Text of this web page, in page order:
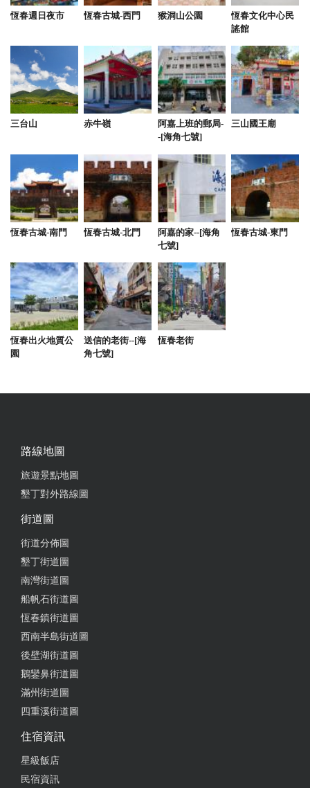
from google
2025-05-25 06:54:24
讚
2025-05-24 19:54:08
超讚的民宿，乾淨又高級。闆娘非常親切，細心介紹
～好像回到家一樣不想出門了。 設備也很厲害，下次
還想再來
from google
2025-05-11 12:15:34
小孩看到泳池直接玩瘋！
老闆娘服務很好
老闆娘人很好，民宿很漂亮！住宿感覺超好～下次會
再來住！還有自動麻將桌～很讚欸！！
我們住了四天三夜 房間很乾淨 設備很完善 服務很親
切 。可以吵到早上這點無法抗拒。
恆春週日夜市 恆春古城-西門 猴洞山公園
恆春文化中心民
謠館
三台山 赤牛嶺
阿嘉上班的郵局-
-[海角七號]
三山國王廟
恆春古城-南門 恆春古城-北門
阿嘉的家--[海角
七號]
恆春古城-東門
恆春出火地質公
園
送信的老街--[海
角七號]
恆春老街
路線地圖
旅遊景點地圖
墾丁對外路線圖
街道圖
街道分佈圖
墾丁街道圖
南灣街道圖
船帆石街道圖
恆春鎮街道圖
西南半島街道圖
後壁湖街道圖
鵝鑾鼻街道圖
滿州街道圖
四重溪街道圖
住宿資訊
星級飯店
民宿資訊